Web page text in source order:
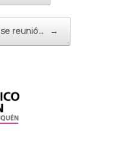
reunió… →